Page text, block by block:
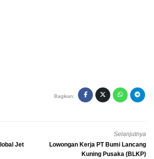
Bagikan:
Jet
Selanjutnya
Lowongan Kerja PT Bumi Lancang
Kuning Pusaka (BLKP)